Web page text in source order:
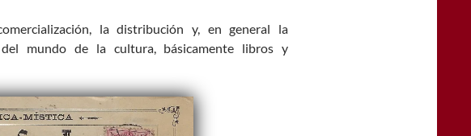
la distribución y, en general la
mundo de la cultura, básicamente libros y